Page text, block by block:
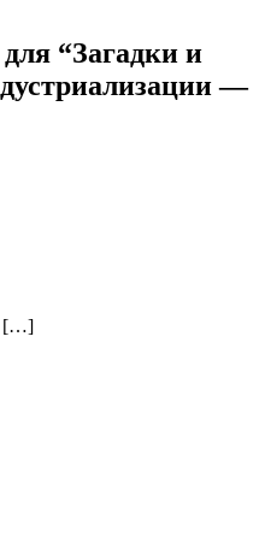
“Загадки и
—
[…]